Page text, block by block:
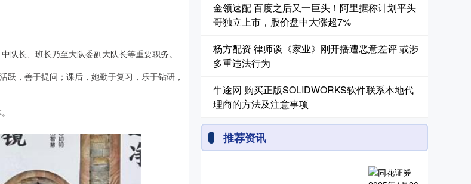
队长、班长乃至大队委副大队长等重要职务。
跃，善于提问；课后，她勤于复习，乐于钻研，
金领速配 百度之后又一巨头！阿里据称计划平头
哥独立上市，股价盘中大涨超7%
杨方配资 律师谈《家业》刚开播遭恶意差评 或涉
多重违法行为
牛途网 购买正版SOLIDWORKS软件联系本地代
理商的方法及注意事项
推荐资讯